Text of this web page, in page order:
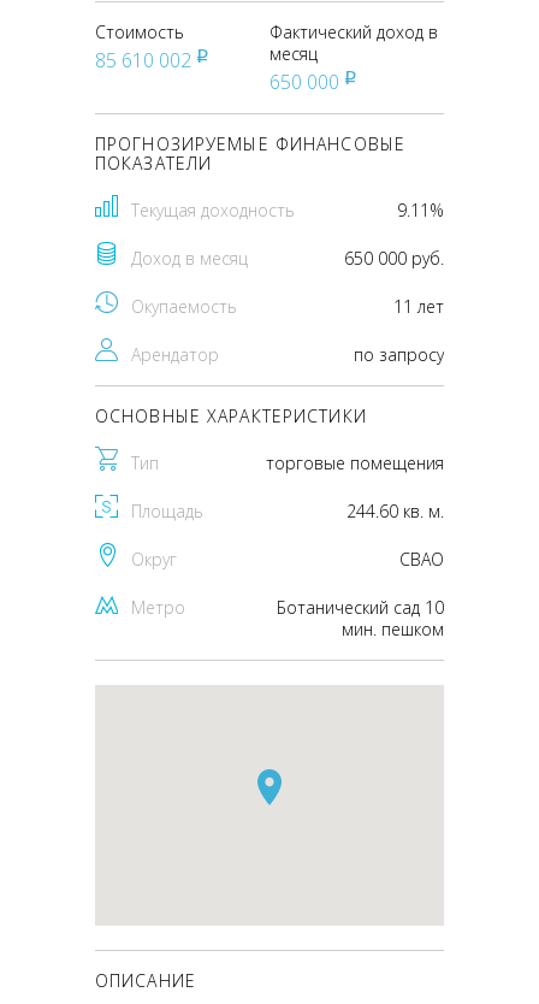
Стоимость
85 610 002 pуб
Фактический доход в
месяц
650 000 pуб
ПРОГНОЗИРУЕМЫЕ ФИНАНСОВЫЕ
ПОКАЗАТЕЛИ
Текущая доходность 9.11%
Доход в месяц 650 000 руб.
Окупаемость 11 лет
Арендатор по запросу
ОСНОВНЫЕ ХАРАКТЕРИСТИКИ
Тип торговые помещения
Площадь 244.60 кв. м.
Округ CВАО
Метро
Ботанический сад 10
мин. пешком
ОПИСАНИЕ